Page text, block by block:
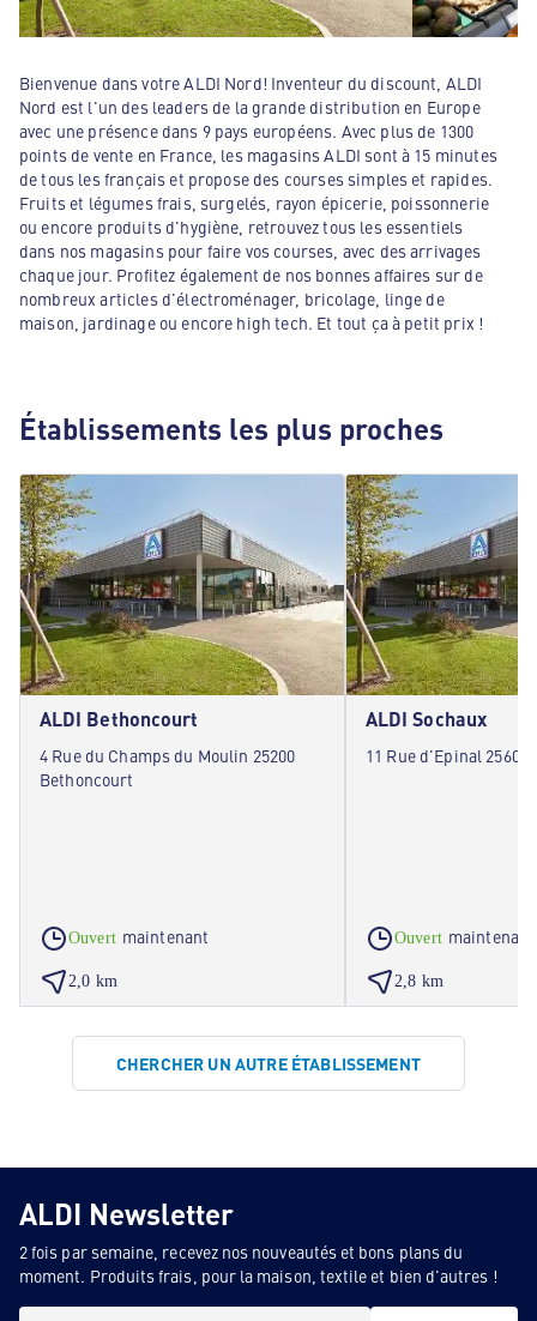
Bienvenue dans votre ALDI Nord! Inventeur du discount, ALDI
Nord est l'un des leaders de la grande distribution en Europe
avec une présence dans 9 pays européens. Avec plus de 1300
points de vente en France, les magasins ALDI sont à 15 minutes
de tous les français et propose des courses simples et rapides.
Fruits et légumes frais, surgelés, rayon épicerie, poissonnerie
ou encore produits d'hygiène, retrouvez tous les essentiels
dans nos magasins pour faire vos courses, avec des arrivages
chaque jour. Profitez également de nos bonnes affaires sur de
nombreux articles d'électroménager, bricolage, linge de
maison, jardinage ou encore high tech. Et tout ça à petit prix !
Établissements les plus proches
ALDI Bethoncourt
4 Rue du Champs du Moulin 25200
Bethoncourt
Ouvert maintenant
2,0 km
ALDI Sochaux
11 Rue d'Epinal 25600
Ouvert maintenant
2,8 km
CHERCHER UN AUTRE ÉTABLISSEMENT
ALDI Newsletter
2 fois par semaine, recevez nos nouveautés et bons plans du
moment. Produits frais, pour la maison, textile et bien d'autres !